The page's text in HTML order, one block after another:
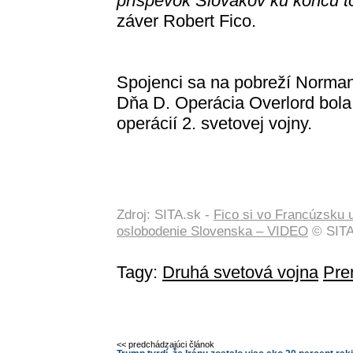
záver Robert Fico.
Spojenci sa na pobreží
Dňa D. Operácia Overlord
operácií 2. svetovej vojny.
Zdroj: SITA.sk - Fico si vo Francúzsku
oslobodenie Slovenska – VIDEO ©
Tagy: Druhá svetová vojna
<< predchádzajúci článok